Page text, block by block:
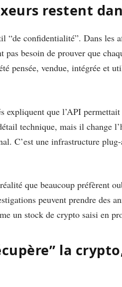
restent
“de confidentialité”. Dans les
pas besoin de prouver que
pensée, vendue, intégrée et
expliquent que l’API
technique, mais il change
C’est une infrastructure
que beaucoup préfèrent
peuvent prendre des
un stock de crypto saisi en
la